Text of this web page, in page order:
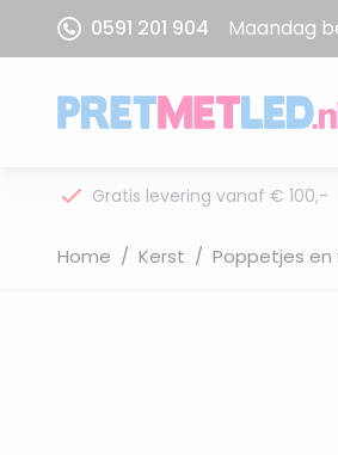
Ga naar de inhoud
0591 201 904 Maandag
Gratis levering vanaf € 100,-
Home / Kerst / Poppetjes en